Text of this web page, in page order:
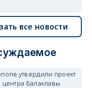
все новости
утвердили проект
центра Балаклавы